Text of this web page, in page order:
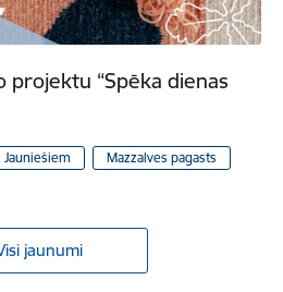
projektu “Spēka dienas
Jauniešiem Mazzalves pagasts
jaunumi